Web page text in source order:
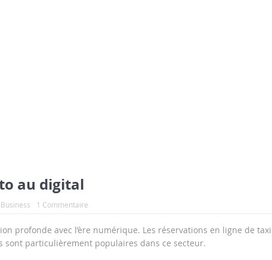
au digital
1 Commentaire
profonde avec l’ère numérique. Les réservations en ligne de
sont particulièrement populaires dans ce secteur.